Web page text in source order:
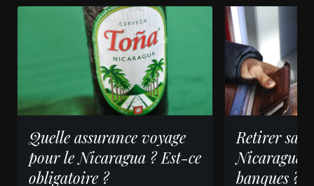
Quelle assurance voyage
pour le Nicaragua ? Est-ce
obligatoire ?
Retirer
Nicaragua,
banques ?